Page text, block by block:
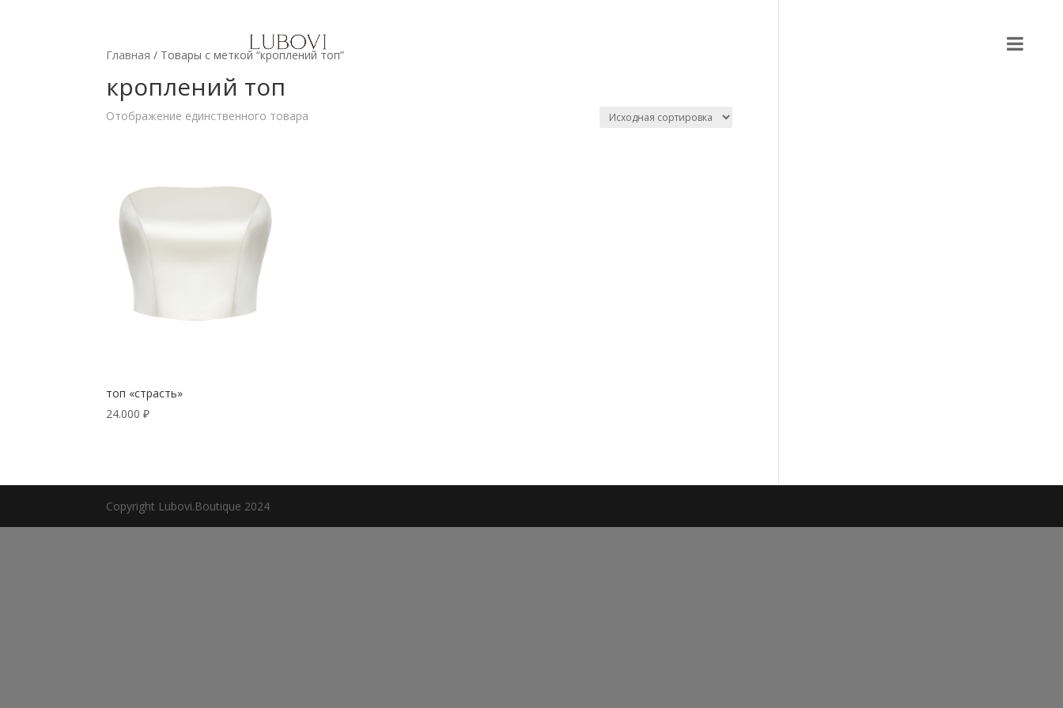
Главная / Товары с меткой “кроплений топ”
кроплений топ
Отображение единственного товара
топ «страсть»
24.000₽
Copyright Lubovi.Boutique 2024